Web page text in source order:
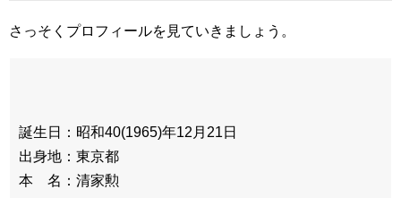
さっそくプロフィールを見ていきましょう。
誕生日：昭和40(1965)年12月21日
出身地：東京都
本 名：清家勲